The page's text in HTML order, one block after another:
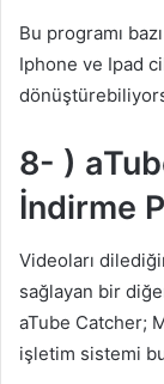
Bu programı
Iphone ve Ipad
8- )
İndirme
Videoları
sağlayan bir
aTube Catcher;
işletim sistemi